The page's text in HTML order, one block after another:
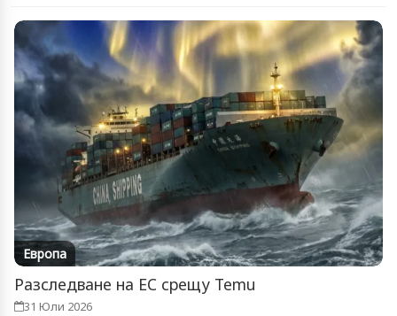
Европа
Разследване на ЕС срещу Temu
31 Юли 2026